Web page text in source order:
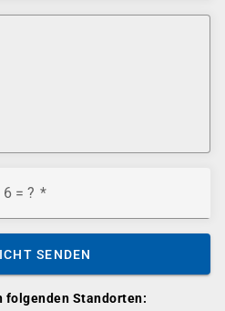
folgenden Standorten:
= ?
SENDEN